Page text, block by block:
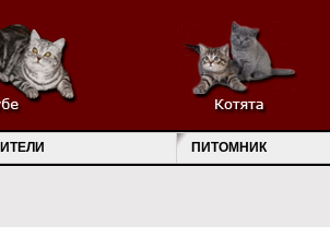
ПИТОМНИК